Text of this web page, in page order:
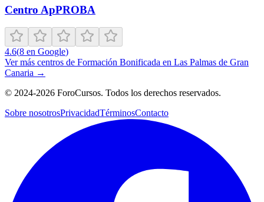
Centro ApPROBA
4.6(8 en Google)
Ver más centros de Formación Bonificada en Las Palmas de Gran
Canaria →
© 2024-2026 ForoCursos. Todos los derechos reservados.
Sobre nosotrosPrivacidadTérminosContacto